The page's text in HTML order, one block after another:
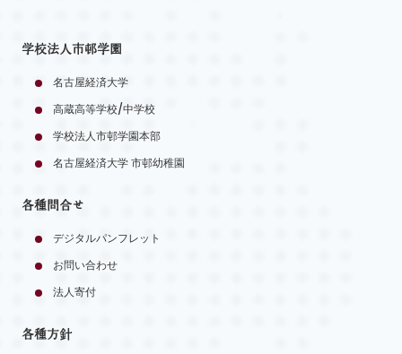
学校法人市邨学園
名古屋経済大学
高蔵高等学校/中学校
学校法人市邨学園本部
名古屋経済大学 市邨幼稚園
各種問合せ
デジタルパンフレット
お問い合わせ
法人寄付
各種方針